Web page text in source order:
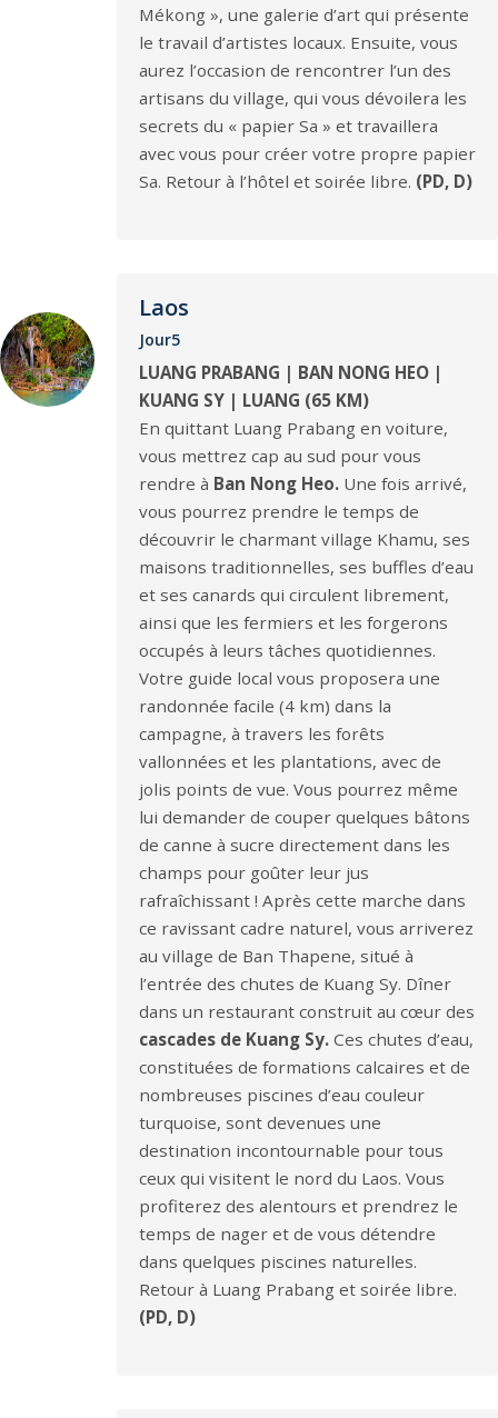
Mékong », une galerie d’art qui présente
le travail d’artistes locaux. Ensuite, vous
aurez l’occasion de rencontrer l’un des
artisans du village, qui vous dévoilera les
secrets du « papier Sa » et travaillera
avec vous pour créer votre propre papier
Sa. Retour à l’hôtel et soirée libre. (PD, D)
Laos
Jour5
LUANG PRABANG | BAN NONG HEO |
KUANG SY | LUANG (65 KM)
En quittant Luang Prabang en voiture,
vous mettrez cap au sud pour vous
rendre à Ban Nong Heo. Une fois arrivé,
vous pourrez prendre le temps de
découvrir le charmant village Khamu, ses
maisons traditionnelles, ses buffles d’eau
et ses canards qui circulent librement,
ainsi que les fermiers et les forgerons
occupés à leurs tâches quotidiennes.
Votre guide local vous proposera une
randonnée facile (4 km) dans la
campagne, à travers les forêts
vallonnées et les plantations, avec de
jolis points de vue. Vous pourrez même
lui demander de couper quelques bâtons
de canne à sucre directement dans les
champs pour goûter leur jus
rafraîchissant ! Après cette marche dans
ce ravissant cadre naturel, vous arriverez
au village de Ban Thapene, situé à
l’entrée des chutes de Kuang Sy. Dîner
dans un restaurant construit au cœur des
cascades de Kuang Sy. Ces chutes d’eau,
constituées de formations calcaires et de
nombreuses piscines d’eau couleur
turquoise, sont devenues une
destination incontournable pour tous
ceux qui visitent le nord du Laos. Vous
profiterez des alentours et prendrez le
temps de nager et de vous détendre
dans quelques piscines naturelles.
Retour à Luang Prabang et soirée libre.
(PD, D)